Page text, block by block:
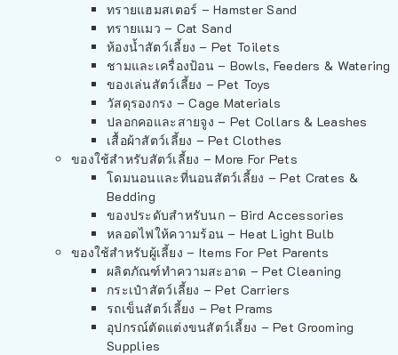
ทรายแฮมสเตอร์ – Hamster Sand
ทรายแมว – Cat Sand
ห้องน้ำสัตว์เลี้ยง – Pet Toilets
ชามและเครื่องป้อน – Bowls, Feeders & Watering
ของเล่นสัตว์เลี้ยง – Pet Toys
วัสดุรองกรง – Cage Materials
ปลอกคอและสายจูง – Pet Collars & Leashes
เสื้อผ้าสัตว์เลี้ยง – Pet Clothes
ของใช้สำหรับสัตว์เลี้ยง – More For Pets
โดมนอนและที่นอนสัตว์เลี้ยง – Pet Crates &
Bedding
ของประดับสำหรับนก – Bird Accessories
หลอดไฟให้ความร้อน – Heat Light Bulb
ของใช้สำหรับผู้เลี้ยง – Items For Pet Parents
ผลิตภัณฑ์ทำความสะอาด – Pet Cleaning
กระเป๋าสัตว์เลี้ยง – Pet Carriers
รถเข็นสัตว์เลี้ยง – Pet Prams
อุปกรณ์ตัดแต่งขนสัตว์เลี้ยง – Pet Grooming
Supplies